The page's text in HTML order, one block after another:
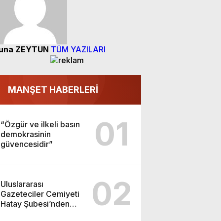
ZEYTUN TÜM YAZILARI
MANŞET HABERLERİ
“Özgür ve ilkeli basın
demokrasinin
güvencesidir”
01
Uluslararası
Gazeteciler Cemiyeti
Hatay Şubesi’nden
02